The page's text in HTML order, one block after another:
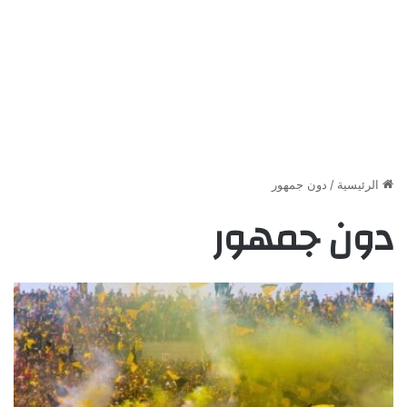
الرئيسية / دون جمهور
دون جمهور